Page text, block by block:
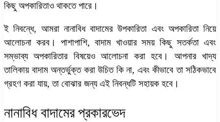
কিছু অপকারিতাও থাকতে পারে।
ই নিবন্ধে, আমরা নানাবিধ বাদামের উপকারিতা এবং অপকারিতানিয়ে
আলোচনা করব। পাশাপাশি, বাদাম খাওয়ার সময় কিছু সতর্কতা এবং
সম্ভাব্য অপকারিতার বিষয়েও আলোচনা করা হবে। আপনার খাদ্য
তালিকায় বাদাম অন্তর্ভুক্ত করা উচিত কি না, এবং কীভাবে তা সঠিকভাবে
গ্রহণ করা যায়, তা বোঝার জন্য এই নিবন্ধটি সহায়ক হবে।
নানাবিধ বাদামের প্রকারভেদ